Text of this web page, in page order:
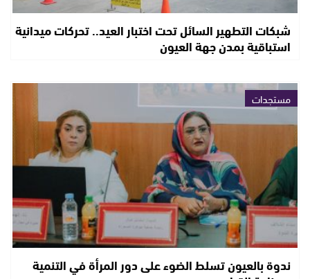
شبكات التطهير السائل تحت اختبار العيد.. تحركات ميدانية
استباقية بمدن جهة العيون
مستجدات
ندوة بالعيون تسلط الضوء على دور المرأة في التنمية